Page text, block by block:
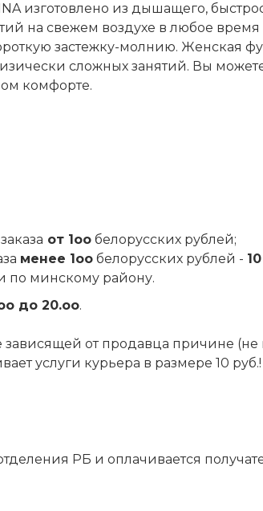
изготовлено из дышащего,
на свежем воздухе в любое
застежку-молнию. Женская
сложных занятий. Вы
комфорте.
от 1оо белорусских рублей;
менее 1оо белорусских рублей -
по минскому району.
до 20.оо.
зависящей от продавца причине
услуги курьера в размере 10 руб.!
РБ и оплачивается